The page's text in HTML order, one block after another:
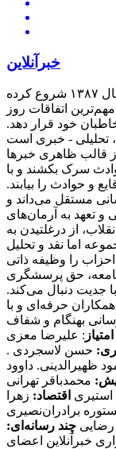
خبرآنلاین
درباره خبرآنلاین خبرآنلاین که کار خود را از سال ۱۳۸۷ شروع کرده
اتفاقات روز
خود قرار دهد.
تحلیلی - خبری است
قالب ظاهری خبرها
سرک بکشند و با
و حوادث را بیابند.
مستقل می‌داند و
تعهد به آرمان‌های
از درغلتیدن به
اما نقد و تحلیل
را وظیفه ذاتی
جامعه، حق پرسشگری
جدیت دنبال می‌کند.
همکاران حرفه‌ای و با
بهنگام و شفاف
: علیرضا معزی
حسن لاسجردی .
ظهیرالدینی. داوود
محمدباقر تهرانی
اقتصاد: زهرا
برادران‌نصیری
چند رسانه‌ای:
دارند، پرهیز می‌کنند. از اطلاعاتی که به واسطه شغلشان به دست می‌آورند برای کسب منافع مالی و اقتصادی استفاده نمی‌کنند و این اطلاعات را به‌ این منظور در اختیار بستگان یا دوستانشان قرار نمی‌دهند. ۲۳. هرگونه مشارکت و همکاری تعهدآور با سازمان‌های حوزه فعالیت خود (اعم از استخدام، همکاری پاره‌وقت، انجام پروژه‌های مشترک و ارائه مشاوره و غیره) از نظر روزنامه‌نگاران «خبرآنلاین» مورد پذیرش نیست. چرا که ‌این نوع وابستگی‌ها به سازمان‌هایی که تحت پوشش خبری ‌این رسانه قرار دارند، بدون شک دیدگاه‌ها و نظرات روزنامه‌نگاران را به مرور زمان تحت‌ تاثیر خود قرار می‌دهد و از بازده کاری آنان می‌کاهد. ۲۴. روزنامه‌نگاران فعال در «خبرآنلاین» در مورد پذیرش هدایایی که از طرف اشخاص یا سازمان‌ها و نهادها ارائه می‌شود احتیاط می‌کنند. هر هدیه‌ای که ‌این شائبه را به وجود ‌آورد که در قبال آن انتظار همدلی به هنگام تهیه مطلب وجود دارد فورا پس داده می‌شود. اگر به روزنامه‌نگاری مستقیما پیشنهاد همکاری در قبال دریافت هدیه ارائه شد، موضوع را به مدیران مجموعه اطلاع می‌دهد و چنین موضوعی ممکن است بنا به صلاحدید سردبیر به اطلاع خوانندگان برسد. در عین حال روزنامه‌نگاران فعال در «خبرانلاین» هدایای ارزان‌قیمتی را که با «حسن نیت» ارائه می‌شود با احترام می‌پذیرند. هدایای گران‌تر را محترمانه باز می‌گردانند یا در اختیار روزنامه قرار می‌دهند تا به مصارف عمومی برسد. جوایز و هدایای بزرگداشت رسمی روزنامه‌نگاری از ‌این قاعده مستثنی است. ۲۵. روزنامه‌نگاران فعال « خبرآنلاین» سفرهایی را که هزینه آن به عهده سازمان و نهاد خاصی است قبول نمی‌کنند مگر با اجازه روزنامه و در صورت مهم بودن اطلاعاتی که قرار است در سفر جمع‌آوری شود. تبیین مواضع خبرگزاری «خبرآنلاین»: چگونه اصولگرایانی هستیم؟ با توجه به دوقطبی موجود ،‌ ما به اصولگرایان تعلق داریم و بدیهی است به اصول مشترک، باورمند و ملتزمیم که به دلیل رعایت اختصار از شرح آن صرف نظر می شود . آن چه در زیر می آید ما را از سایر جریان ها بویژه جریان غیر اصولگرایی متمایز می سازد؛ در عین حال با عنایت به گستردگی طیف اصولگرایی ، به برخی تفاوت برداشت های ما با سایر عزیزانی که در این طیف تعریف می شوند اشاره شده است: ۱. اصول مشترک جبهه اصولگرایان اعتقاد و التزام به اسلام ، انقلاب ، نظام ، امام و رهبری است. هر جریان یا فردی که به این اصول واقعا معتقد و ملتزم باشد و قرائت او از این اصول براساس قرائت رهبری باشد ، اصولگراست ، هر چند درسایر مسائل دارای سلوک، نظرات و سلیقه های متفاوتی باشد . به عبارت بهتر ، نقطه کانونی همه اصولگرایان، بینش واحد است و تمایزات آنها فقط در روش و منش نمود می یابد. ۲. پرده پوشی وکتمان انتقاد به همه دستگاه های کشور را، حتی آنهایی که توسط اصولگرایان اداره می شوند روا نمی دانیم و تمجیدات بی مبنا را ‌مصداق تعصب جاهلی قلمداد می کنیم. ۳. اتکای برخی سیاسیون به رسانه های فارسی زبان بیگانه علاوه برآن که نوعی توهین به رسانه های داخلی قلمداد می شود ،‌ مصداق حدیث خانواده را نزد غیربردن است. نباید فراموش کنیم اساس تاسیس رسانه های فارسی زبان توسط دولت های مخالف ایران ، فعالیت حرفه ای نیست و بنابراین یک عنصر هوشمند و دلسوز منافع ملی، تحت هیچ شرایطی، حتی بی مهری عامدانه ، بازیچه نمی شود و در این دام نمی افتد. ۴. معتقدیم می توان با افراد و افکارمخالف بود و مرزبندی داشت ولی در عین حال آنان را محترم شمرد. ادبیات دور از ادب را نشانه صراحت یا انقلابی گری نمی دانیم. ۵. بسنده کردن به افراد همجور را نوعی تعصب قبیله ای می شماریم که ضمنا کیان کشور را نیز به مخاطره افکند. بر همین منوال با خط کشی های سیاه و سفیدکه به رادیکالیسم دامن می زند موافق نیستیم. خود و